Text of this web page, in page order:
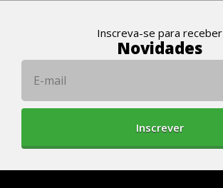
Inscreva-se para receber
Novidades
Inscrever